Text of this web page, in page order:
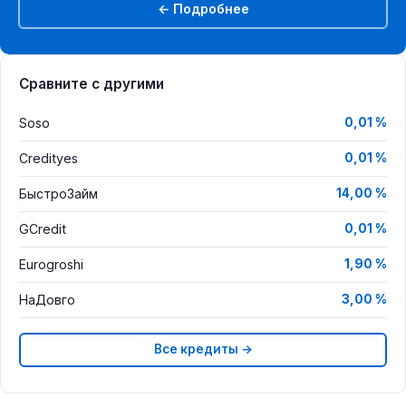
← Подробнее
Сравните с другими
Soso 0,01 %
Credityes 0,01 %
БыстроЗайм 14,00 %
GCredit 0,01 %
Eurogroshi 1,90 %
НаДовго 3,00 %
Все кредиты →